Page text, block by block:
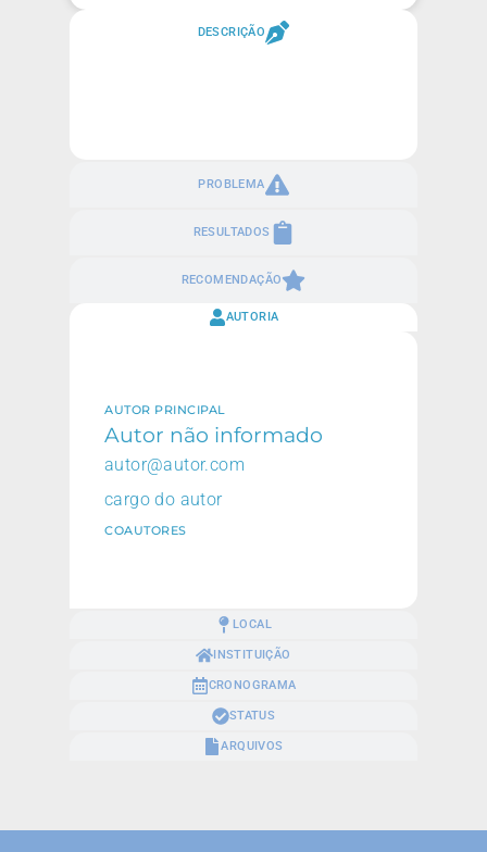
DESCRIÇÃO
PROBLEMA
RESULTADOS
RECOMENDAÇÃO
AUTORIA
LOCAL
INSTITUIÇÃO
CRONOGRAMA
STATUS
ARQUIVOS
AUTOR PRINCIPAL
Autor não informado
autor@autor.com
cargo do autor
COAUTORES